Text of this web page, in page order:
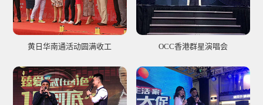
黄日华南通活动圆满收工 OCC香港群星演唱会